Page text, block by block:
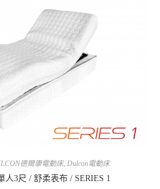
德爾康電動床, Dulcon電動床
人3尺 / 舒柔表布 / SERIES 1